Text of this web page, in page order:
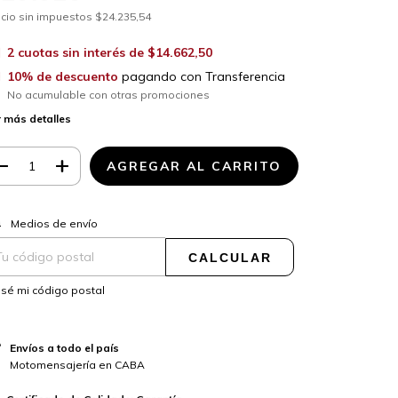
sin impuestos $24.235,54
2 cuotas sin interés de $14.662,50
10% de descuento pagando con Transferencia
No acumulable con otras promociones
más detalles
para el CP:
Medios de envío
CALCULAR
sé mi código postal
Envíos a todo el país
Motomensajería en CABA